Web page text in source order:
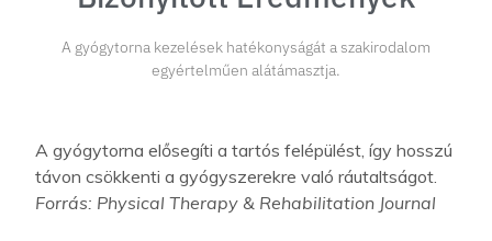
A gyógytorna kezelések hatékonyságát a szakirodalom
egyértelműen alátámasztja.
A gyógytorna elősegíti a tartós felépülést, így hosszú
távon csökkenti a gyógyszerekre való ráutaltságot.
Forrás: Physical Therapy & Rehabilitation Journal